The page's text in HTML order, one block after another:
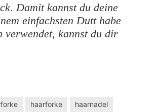
Damit kannst du deine
einfachsten Dutt habe
verwendet, kannst du dir
haarforke
haarnadel